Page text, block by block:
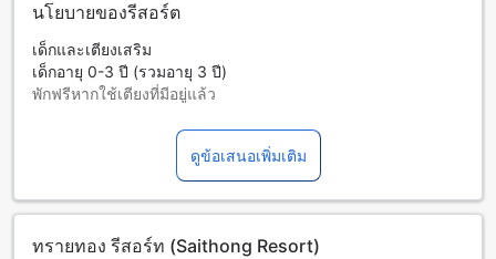
นโยบายของรีสอร์ต
เด็กและเตียงเสริม
เด็กอายุ 0-3 ปี (รวมอายุ 3 ปี)
พักฟรีหากใช้เตียงที่มีอยู่แล้ว
จำนวนผู้เข้าพักที่กำหนดในแต่ละห้องสำหรับข้อมูลเพิ่มเติม
โปรดทราบว่า เมื่อจองห้องพักมากกว่า 5 ห้องขึ้นไป อาจมีการใช้
นโยบายที่แตกต่างหรือเงื่อนไขเพิ่มเติม
ดูข้อเสนอเพิ่มเติม
ทรายทอง รีสอร์ท (Saithong Resort)